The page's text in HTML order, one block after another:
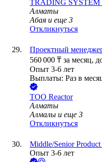
TRADING
Алматы
Абая и еще 3
Откликнуться
Проектный
560 000 ₸ за месяц,
Опыт 3-6 лет
Выплаты: Раз в
ТОО Reactor
Алматы
Алмалы и еще 3
Откликнуться
Middle/Senior
Опыт 3-6 лет